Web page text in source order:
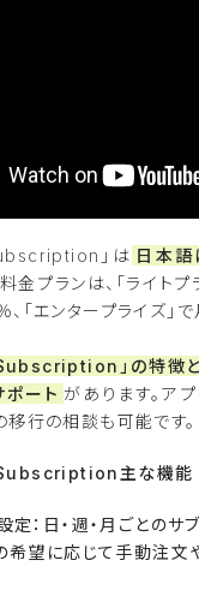
」は 日本語
金プランは、「ライト
「エンタープライズ」
」の特徴と
ポート があります。ア
移行の相談も可能です。
主な機能
定：日・週・月ごとのサ
希望に応じて手動注文